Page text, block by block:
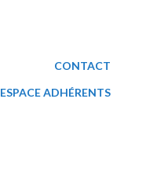
CONTACT
ESPACE ADHÉRENTS